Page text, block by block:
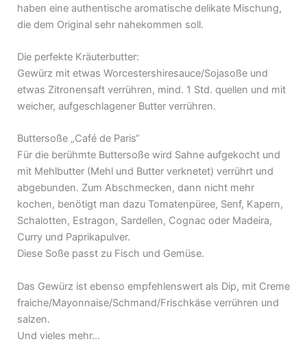
haben eine authentische aromatische delikate Mischung,
die dem Original sehr nahekommen soll.
Die perfekte Kräuterbutter:
Gewürz mit etwas Worcestershiresauce/Sojasoße und
etwas Zitronensaft verrühren, mind. 1 Std. quellen und mit
weicher, aufgeschlagener Butter verrühren.
Buttersoße „Café de Paris“
Für die berühmte Buttersoße wird Sahne aufgekocht und
mit Mehlbutter (Mehl und Butter verknetet) verrührt und
abgebunden. Zum Abschmecken, dann nicht mehr
kochen, benötigt man dazu Tomatenpüree, Senf, Kapern,
Schalotten, Estragon, Sardellen, Cognac oder Madeira,
Curry und Paprikapulver.
Diese Soße passt zu Fisch und Gemüse.
Das Gewürz ist ebenso empfehlenswert als Dip, mit Creme
fraiche/Mayonnaise/Schmand/Frischkäse verrühren und
salzen.
Und vieles mehr…